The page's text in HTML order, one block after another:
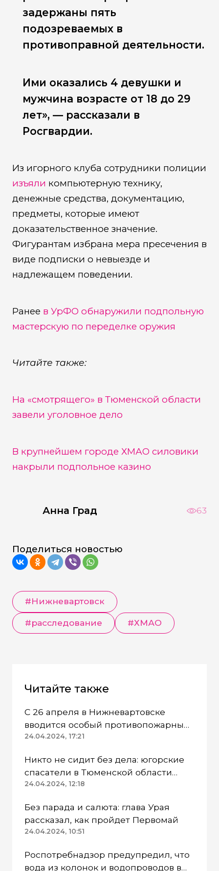
задержаны пять
подозреваемых в
противоправной деятельности.
Ими оказались 4 девушки и
мужчина возрасте от 18 до 29
лет», — рассказали в
Росгвардии.
Из игорного клуба сотрудники полиции
изъяли компьютерную технику,
денежные средства, документацию,
предметы, которые имеют
доказательственное значение.
Фигурантам избрана мера пресечения в
виде подписки о невыезде и
надлежащем поведении.
Ранее в УрФО обнаружили подпольную
мастерскую по переделке оружия
Читайте также:
На «смотрящего» в Тюменской области
завели уголовное дело
В крупнейшем городе ХМАО силовики
накрыли подпольное казино
Анна Град 63
Поделиться новостью
#Нижневартовск
#расследование #ХМАО
Читайте также
С 26 апреля в Нижневартовске
вводится особый противопожарный
режим
24.04.2024, 17:21
Никто не сидит без дела: югорские
спасатели в Тюменской области
работают в две смены
24.04.2024, 12:18
Без парада и салюта: глава Урая
рассказал, как пройдет Первомай
24.04.2024, 10:51
Роспотребнадзор предупредил, что
вода из колонок и водопроводов в